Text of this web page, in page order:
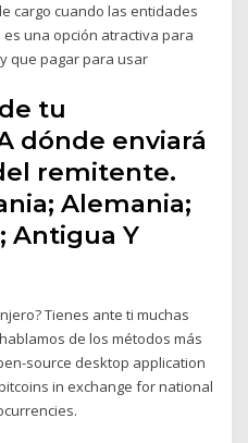
cargo cuando las entidades
una opción atractiva para
que pagar para usar
tu
dónde enviará
remitente.
Alemania;
Antigua Y
Tienes ante ti muchas
de los métodos más
source desktop application
in exchange for national